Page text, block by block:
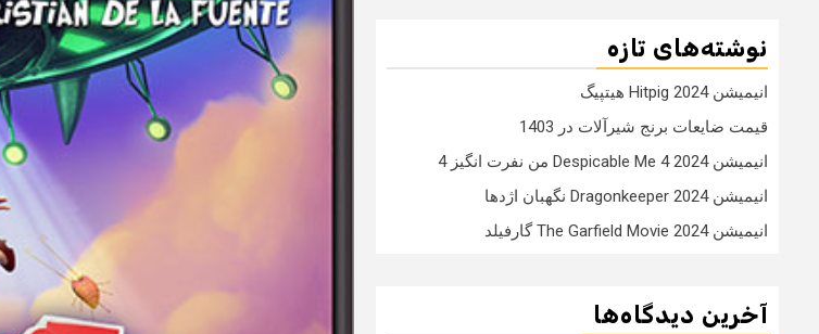
نوشته‌های تازه
انیمیشن Hitpig 2024 هیتپیگ
قیمت ضایعات برنج شیرآلات در 1403
انیمیشن Despicable Me 4 2024 من نفرت انگیز 4
انیمیشن Dragonkeeper 2024 نگهبان اژدها
انیمیشن The Garfield Movie 2024 گارفیلد
آخرین دیدگاه‌ها